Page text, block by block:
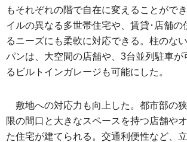
もそれぞれの階で自在に変えることがで
イルの異なる多世帯住宅や、賃貸･店舗の
るニーズにも柔軟に対応できる。柱のな
パンは、大空間の店舗や、3台並列駐車が
るビルトインガレージも可能にした。
敷地への対応力も向上した。都市部の
限の間口と大きなスペースを持つ店舗や
た住宅が建てられる。交通利便性など、